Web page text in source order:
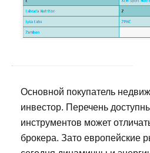
Основной покупатель
инвестор. Перечень
инструментов может
брокера. Зато европейские